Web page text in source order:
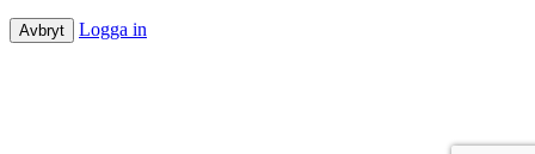
Avbryt Logga in